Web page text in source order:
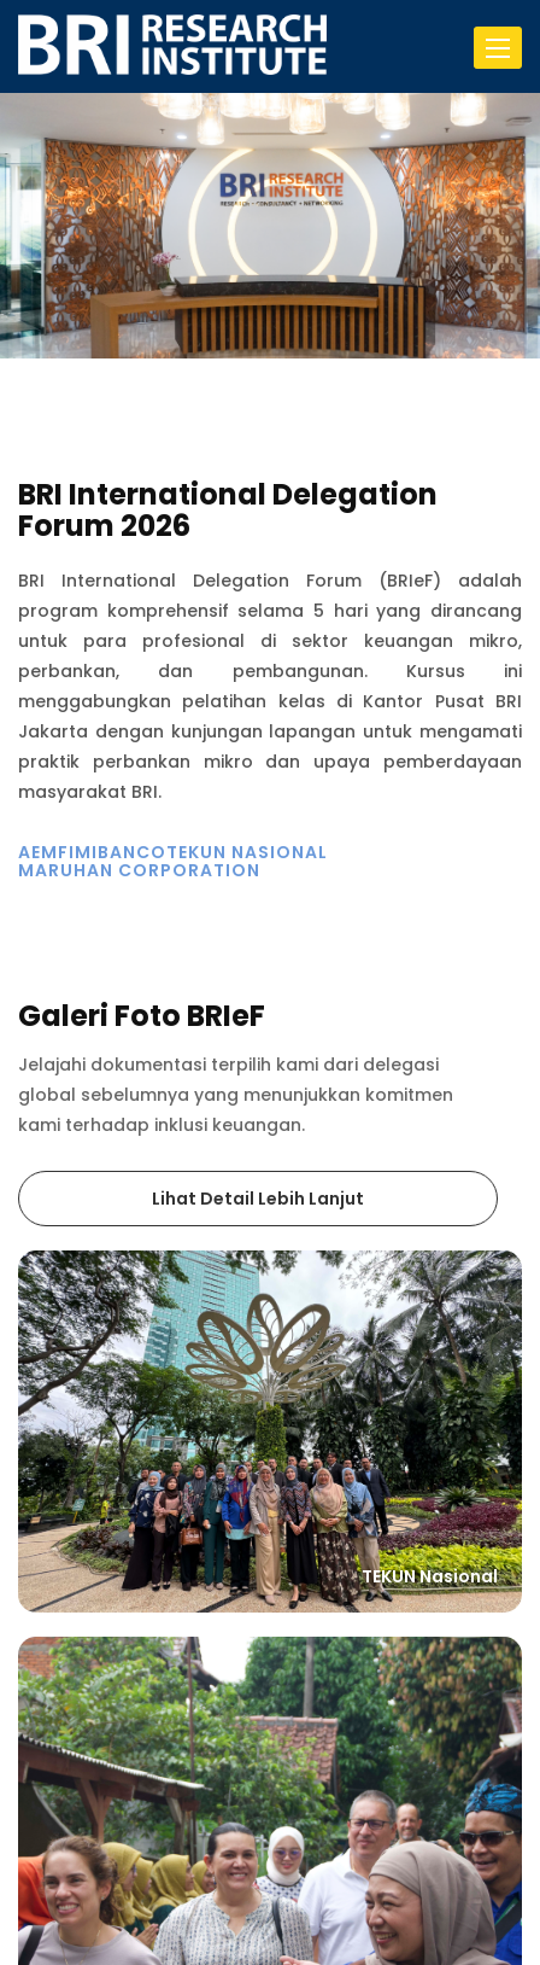
Toggle
BRI International Delegation
Forum 2026
BRI International Delegation Forum (BRIeF) adalah
program komprehensif selama 5 hari yang dirancang
untuk para profesional di sektor keuangan mikro,
perbankan, dan pembangunan. Kursus ini
menggabungkan pelatihan kelas di Kantor Pusat BRI
Jakarta dengan kunjungan lapangan untuk mengamati
praktik perbankan mikro dan upaya pemberdayaan
masyarakat BRI.
AEMFIMIBANCOTEKUN NASIONAL
MARUHAN CORPORATION
Galeri Foto BRIeF
Jelajahi dokumentasi terpilih kami dari delegasi
global sebelumnya yang menunjukkan komitmen
kami terhadap inklusi keuangan.
Lihat Detail Lebih Lanjut
TEKUN Nasional